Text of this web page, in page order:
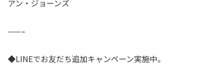
アン・ジョーンズ
——–
◆LINEでお友だち追加キャンペーン実施中。